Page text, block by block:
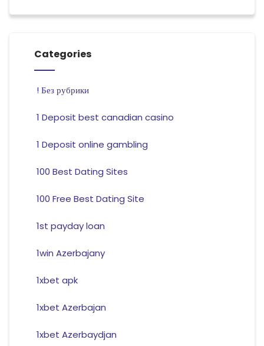
Categories
! Без рубрики
1 Deposit best canadian casino
1 Deposit online gambling
100 Best Dating Sites
100 Free Best Dating Site
1st payday loan
1win Azerbajany
1xbet apk
1xbet Azerbajan
1xbet Azerbaydjan